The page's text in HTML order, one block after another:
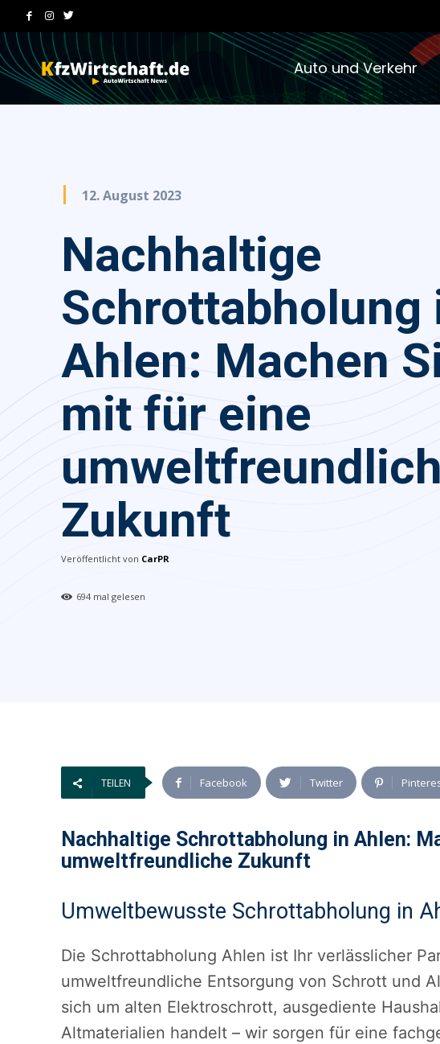
Auto und Verkehr
12. August 2023
Nachhaltige
Schrottabholung
Ahlen: Machen
mit für eine
Zukunft
Veröffentlicht von CarPR
694 mal gelesen
TEILEN Facebook Twitter
Nachhaltige Schrottabholung in Ahlen:
umweltfreundliche Zukunft
Umweltbewusste Schrottabholung in
Die Schrottabholung Ahlen ist Ihr verlässlicher
umweltfreundliche Entsorgung von Schrott und
sich um alten Elektroschrott, ausgediente
Altmaterialien handelt – wir sorgen für eine